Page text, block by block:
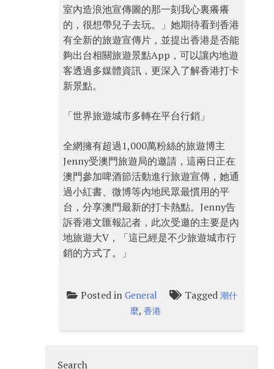
室內造浪池宣傳圖的那一刻我心裏癢癢
的，很想帶兒子去玩。」她期待看到香港
有全新的旅遊宣傳片，並提出香港是否能
夠出台相關旅遊景點App，可以讓內地遊
客透過多媒體資訊，更深入了解香港打卡
新景點。
「世界旅遊城市多轉在平台行銷」
全網擁有超過1,000萬粉絲的旅遊博主
Jenny受澳門旅遊局的邀請，這兩日正在
澳門參加啤酒節活動進行旅遊宣傳，她通
過小紅書、微博等內地民眾最慣用的平
台，分享澳門最新的打卡熱點。Jenny告
訴香港文匯報記者，此次受邀的主要是內
地旅遊大V，「這已經是不少旅遊城市行
銷的方式了。」
Posted in General Tagged 潮什
麼,香港
Search